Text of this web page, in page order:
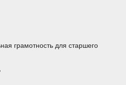
грамотность для старшего